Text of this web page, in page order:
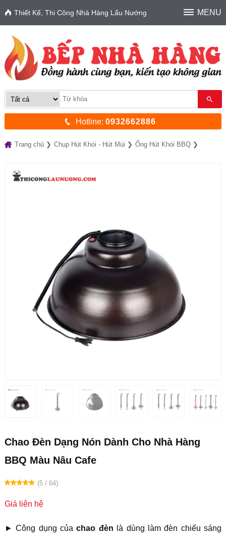
Thiết Kế, Thi Công Nhà Hàng Lẩu Nướng MENU
Hotline:0932662886
Trang chủ Chụp Hút Khói - Hút Mùi Ống Hút Khói BBQ
Chao Đèn Dạng Nón Dành Cho Nhà Hàng
BBQ Màu Nâu Cafe
(5 / 64)
Giá liên hệ
► Công dụng củachao đèn là dùng làm đèn chiếu sáng